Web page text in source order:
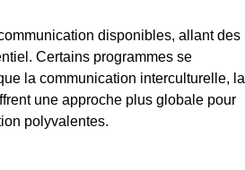
disponibles, allant des
Certains programmes se
la communication interculturelle, la
une approche plus globale pour
polyvalentes.